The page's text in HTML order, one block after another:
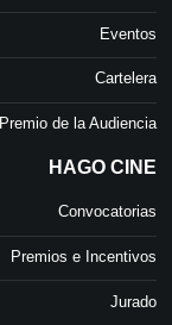
Eventos
Cartelera
Premio de la Audiencia
HAGO CINE
Convocatorias
Premios e Incentivos
Jurado